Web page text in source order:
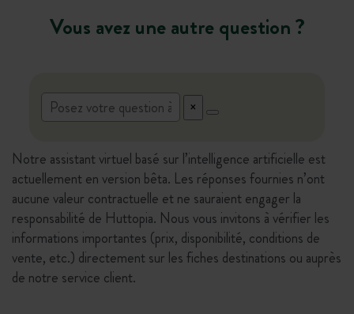
Vous avez une autre question ?
Notre assistant virtuel basé sur l’intelligence artificielle est
actuellement en version bêta. Les réponses fournies n’ont
aucune valeur contractuelle et ne sauraient engager la
responsabilité de Huttopia. Nous vous invitons à vérifier les
informations importantes (prix, disponibilité, conditions de
vente, etc.) directement sur les fiches destinations ou auprès
de notre service client.